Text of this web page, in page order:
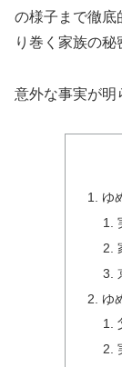
の様子まで徹底
り巻く家族の秘
意外な事実が明
ゆ
ゆ